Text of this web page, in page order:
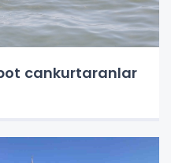
cankurtaranlar